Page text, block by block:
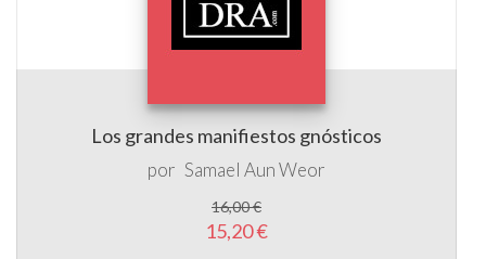
Los grandes manifiestos gnósticos
por Samael Aun Weor
16,00 €
15,20 €